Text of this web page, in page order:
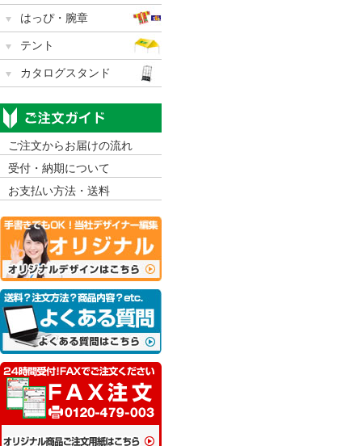
はっぴ・腕章
テント
カタログスタンド
ご注文からお届けの流れ
受付・納期について
お支払い方法・送料